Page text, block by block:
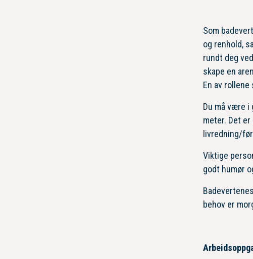
Som
og renhold,
rundt deg
skape en
En av
Du må være i
meter. Det
livredning/
Viktige
godt humør
behov er